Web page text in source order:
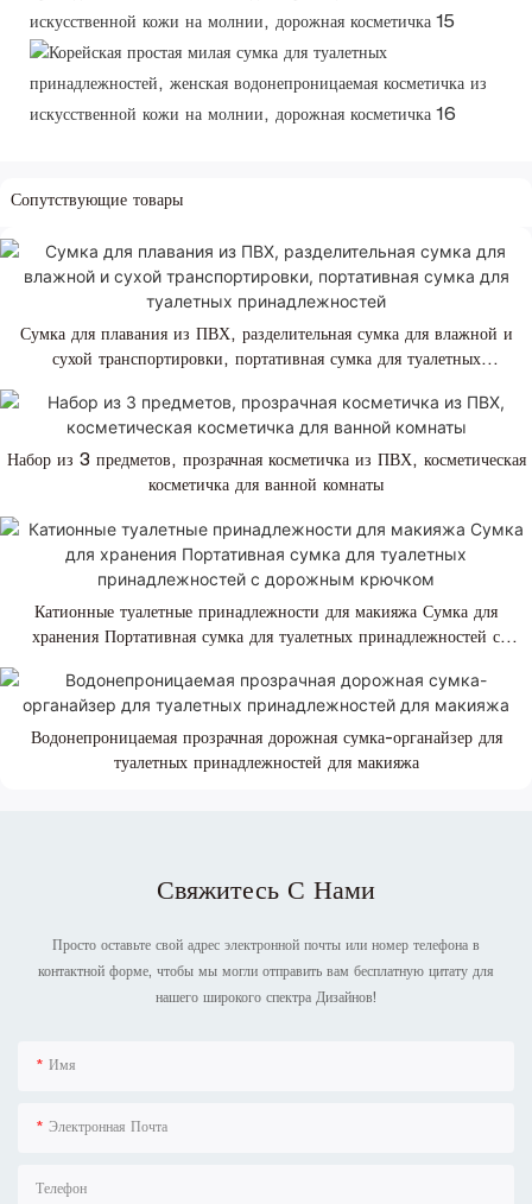
Сопутствующие товары
Сумка для плавания из ПВХ, разделительная сумка для влажной и
сухой транспортировки, портативная сумка для туалетных
Набор из 3 предметов, прозрачная косметичка из ПВХ, косметическая
косметичка для ванной комнаты
Катионные туалетные принадлежности для макияжа Сумка для
хранения Портативная сумка для туалетных принадлежностей с
Водонепроницаемая прозрачная дорожная сумка-органайзер для
туалетных принадлежностей для макияжа
Свяжитесь С Нами
Просто оставьте свой адрес электронной почты или номер телефона в
контактной форме, чтобы мы могли отправить вам бесплатную цитату для
нашего широкого спектра Дизайнов!
Имя
Электронная Почта
Телефон